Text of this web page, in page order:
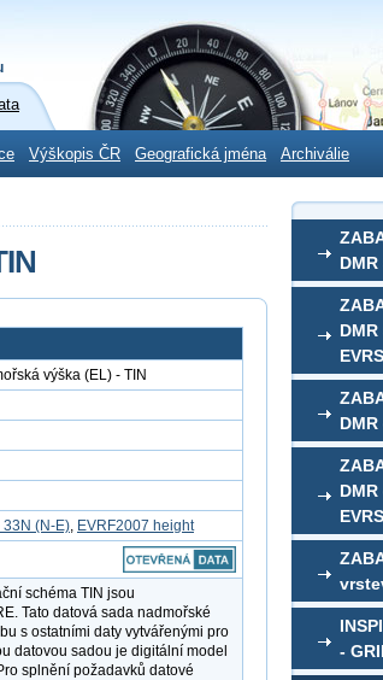
Výškopis ČR Geografická jména Archiválie
DMR
EVRS
DMR
EVRS
-
výška (EL) - TIN
33N (N-E), EVRF2007 height
schéma TIN jsou
Tato datová sada nadmořské
s ostatními daty vytvářenými pro
datovou sadou je digitální model
splnění požadavků datové